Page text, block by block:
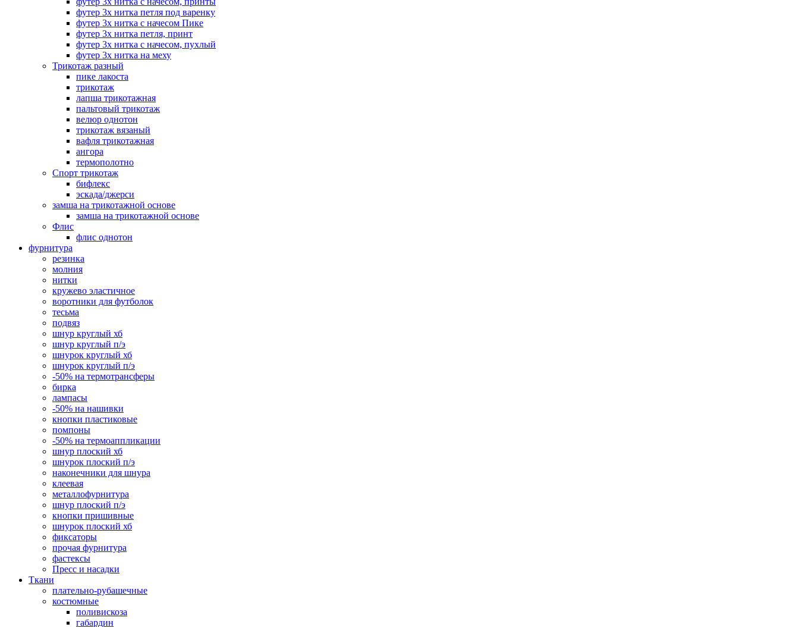
футер 3х нитка петля под варенку
футер 3х нитка с начесом Пике
футер 3х нитка петля, принт
футер 3х нитка с начесом, пухлый
футер 3х нитка на меху
Трикотаж разный
пике лакоста
трикотаж
лапша трикотажная
пальтовый трикотаж
велюр однотон
трикотаж вязаный
вафля трикотажная
ангора
термополотно
Спорт трикотаж
бифлекс
эскада/джерси
замша на трикотажной основе
замша на трикотажной основе
Флис
флис однотон
фурнитура
резинка
молния
нитки
кружево эластичное
воротники для футболок
тесьма
подвяз
шнур круглый хб
шнур круглый п/э
шнурок круглый хб
шнурок круглый п/э
-50% на термотрансферы
бирка
лампасы
-50% на нашивки
кнопки пластиковые
помпоны
-50% на термоаппликации
шнур плоский хб
шнурок плоский п/э
наконечники для шнура
клеевая
металлофурнитура
шнур плоский п/э
кнопки пришивные
шнурок плоский хб
фиксаторы
прочая фурнитура
фастексы
Пресс и насадки
Ткани
плательно-рубашечные
костюмные
поливискоза
габардин